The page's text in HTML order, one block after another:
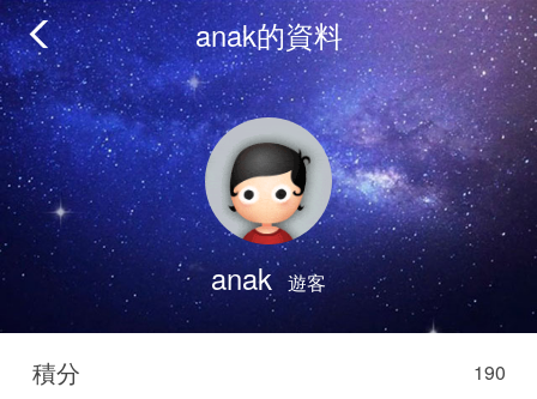
anak的資料
anak 遊客
190
積分